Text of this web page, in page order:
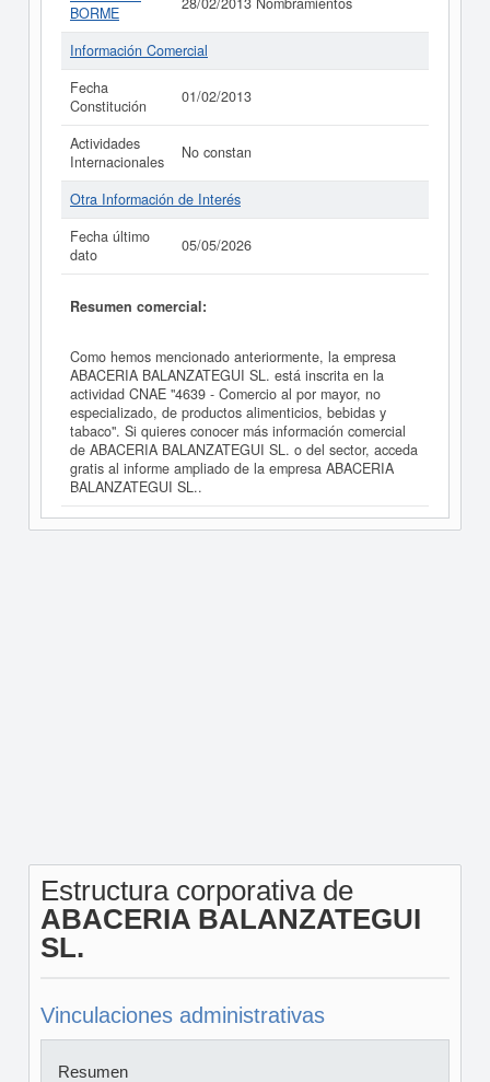
BORME
Información Comercial
Fecha
Constitución
01/02/2013
Actividades
Internacionales
No constan
Otra Información de Interés
Fecha último
dato
05/05/2026
Resumen comercial:
Como hemos mencionado anteriormente, la empresa
ABACERIA BALANZATEGUI SL. está inscrita en la
actividad CNAE "4639 - Comercio al por mayor, no
especializado, de productos alimenticios, bebidas y
tabaco". Si quieres conocer más información comercial
de ABACERIA BALANZATEGUI SL. o del sector, acceda
gratis al informe ampliado de la empresa ABACERIA
BALANZATEGUI SL..
Estructura corporativa de
ABACERIA BALANZATEGUI
SL.
Vinculaciones administrativas
Resumen